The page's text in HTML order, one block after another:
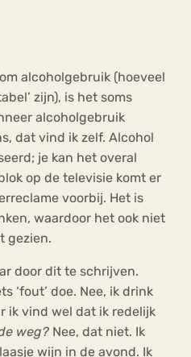
alcoholgebruik (hoeveel
zijn), is het soms
alcoholgebruik
dat vind ik zelf. Alcohol
je kan het overal
op de televisie komt er
voorbij. Het is
waardoor het ook niet
gezien.
door dit te schrijven.
‘fout’ doe. Nee, ik drink
ik vind wel dat ik redelijk
weg? Nee, dat niet. Ik
wijn in de avond. Ik